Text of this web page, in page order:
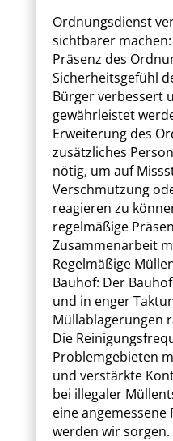
Ordnungsdienst
sichtbarer
Präsenz des
Sicherheitsgefühl
Bürger verbessert
gewährleistet
Erweiterung des
zusätzliches
nötig, um auf
Verschmutzung
reagieren zu
regelmäßige
Zusammenarbeit
Regelmäßige
Bauhof: Der
und in enger
Müllablagerungen
Die
Problemgebieten
und verstärkte
bei illegaler
eine
werden wir sorgen.